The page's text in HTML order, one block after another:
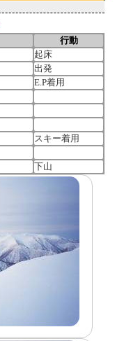
行動
起床
出発
E.P着用
スキー着用
下山